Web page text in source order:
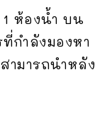
ห้องน้ำ บน
กำลังมองหา
ามารถนำหลัง